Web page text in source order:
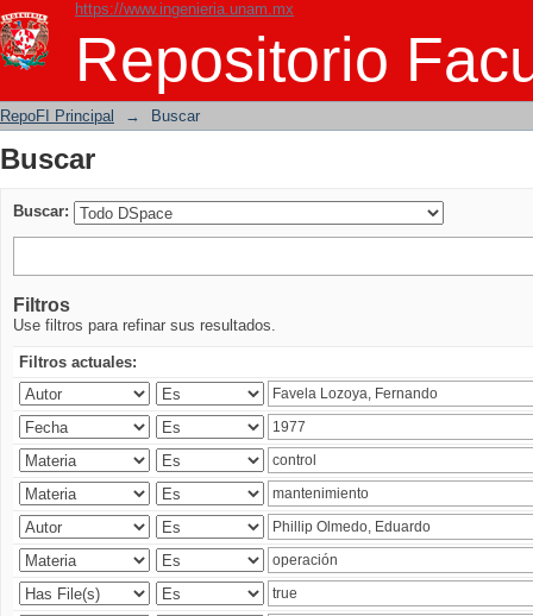
https://www.ingenieria.unam.mx
Repositorio
Buscar
RepoFI Principal → Buscar
Buscar
Buscar:
Filtros
Use filtros para refinar sus resultados.
Filtros actuales: